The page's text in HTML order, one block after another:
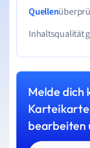
Quellen
Inhaltsqualität
Melde dich
bearbeiten